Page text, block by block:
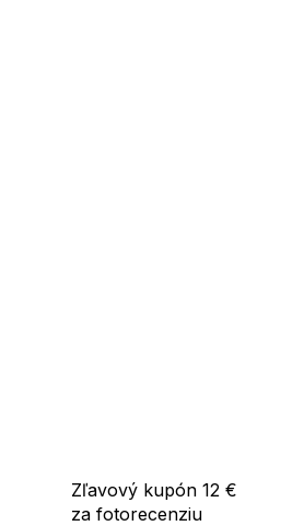
Zľavový kupón 12 €
za fotorecenziu